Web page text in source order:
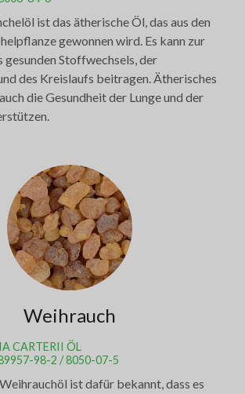
ist das ätherische Öl, das aus den
gewonnen wird. Es kann zur
gesunden Stoffwechsels, der
des Kreislaufs beitragen. Ätherisches
die Gesundheit der Lunge und der
Weihrauch
CARTERII ÖL
98-2 / 8050-07-5
ist dafür bekannt, dass es